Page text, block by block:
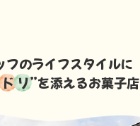
フのライフスタイルに
リ”を添えるお菓子店